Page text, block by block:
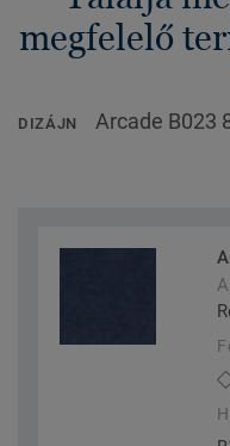
megfelelő
DIZÁJN Arcade B023